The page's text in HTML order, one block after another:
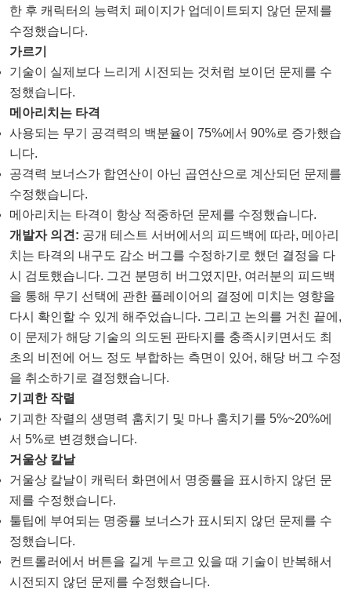
한 후 캐릭터의 능력치 페이지가 업데이트되지 않던 문제를
수정했습니다.
가르기
기술이 실제보다 느리게 시전되는 것처럼 보이던 문제를 수
정했습니다.
메아리치는 타격
사용되는 무기 공격력의 백분율이 75%에서 90%로 증가했습
니다.
공격력 보너스가 합연산이 아닌 곱연산으로 계산되던 문제를
수정했습니다.
메아리치는 타격이 항상 적중하던 문제를 수정했습니다.
개발자 의견: 공개 테스트 서버에서의 피드백에 따라, 메아리
치는 타격의 내구도 감소 버그를 수정하기로 했던 결정을 다
시 검토했습니다. 그건 분명히 버그였지만, 여러분의 피드백
을 통해 무기 선택에 관한 플레이어의 결정에 미치는 영향을
다시 확인할 수 있게 해주었습니다. 그리고 논의를 거친 끝에,
이 문제가 해당 기술의 의도된 판타지를 충족시키면서도 최
초의 비전에 어느 정도 부합하는 측면이 있어, 해당 버그 수정
을 취소하기로 결정했습니다.
기괴한 작렬
기괴한 작렬의 생명력 훔치기 및 마나 훔치기를 5%~20%에
서 5%로 변경했습니다.
거울상 칼날
거울상 칼날이 캐릭터 화면에서 명중률을 표시하지 않던 문
제를 수정했습니다.
툴팁에 부여되는 명중률 보너스가 표시되지 않던 문제를 수
정했습니다.
컨트롤러에서 버튼을 길게 누르고 있을 때 기술이 반복해서
시전되지 않던 문제를 수정했습니다.